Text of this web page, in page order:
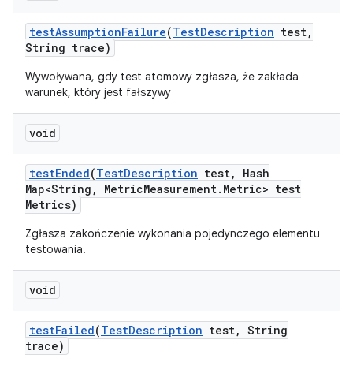
testAssumptionFailure(TestDescription test,
String trace)
Wywoływana, gdy test atomowy zgłasza, że zakłada
warunek, który jest fałszywy
void
testEnded(TestDescription test,
Hash
Map<String , MetricMeasurement. Metric> test
Metrics)
Zgłasza zakończenie wykonania pojedynczego elementu
testowania.
void
testFailed(TestDescription test, String
trace)